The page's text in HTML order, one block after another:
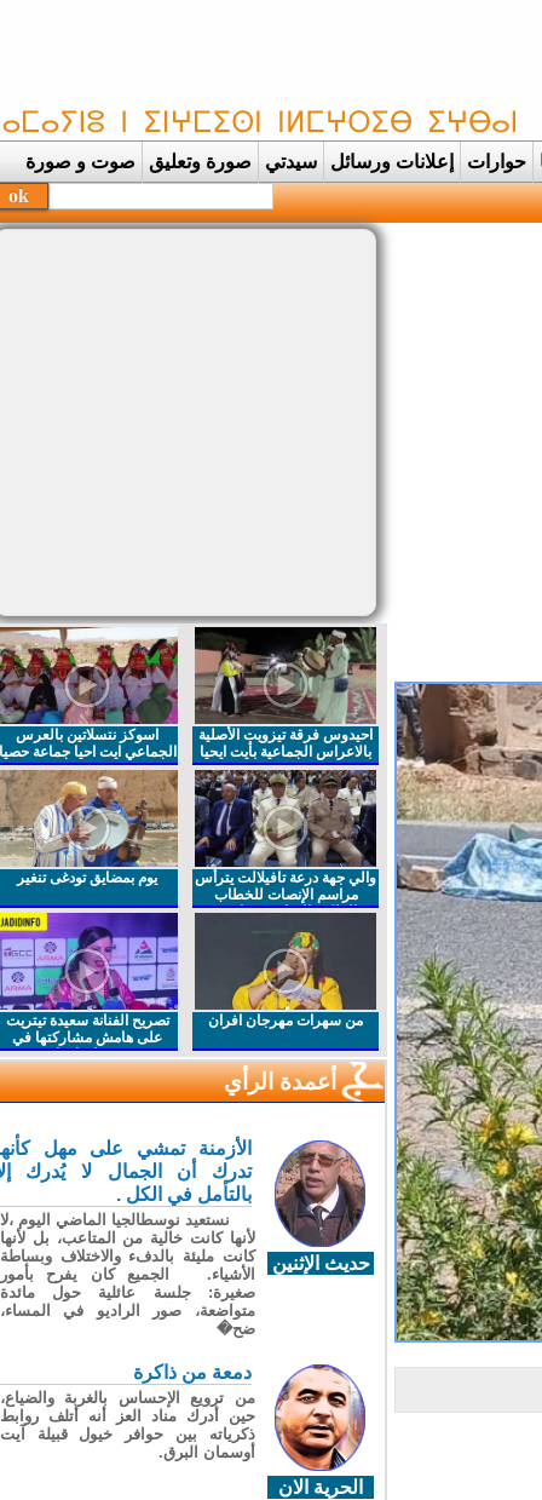
حوارات إعلانات ورسائل سيدتي صورة وتعليق صوت و صورة
احيدوس فرقة تيزويت الأصلية
بالاعراس الجماعية بأيت ايحيا
اسوكز نتسلاتين بالعرس
الجماعي ايت احيا جماعة حصيا
والي جهة درعة تافيلالت يترأس
مراسم الإنصات للخطاب
الملكي السامي بمناسبة
يوم بمضايق تودغى تنغير
من سهرات مهرجان افران
تصريح الفنانة سعيدة تيتريت
على هامش مشاركتها في
مهرجان افران
أعمدة الرأي
حديث الإثنين
الأزمنة تمشي على مهل كأنها
تدرك أن الجمال لا يُدرك إلا
بالتأمل في الكل .
نستعيد نوسطالجيا الماضي اليوم ،لا
لأنها كانت خالية من المتاعب، بل لأنها
كانت مليئة بالدفء والاختلاف وبساطة
الأشياء. الجميع كان يفرح بأمور
صغيرة: جلسة عائلية حول مائدة
متواضعة، صور الراديو في المساء،
ضح�
الحرية الان
دمعة من ذاكرة
من ترويع الإحساس بالغربة والضياع،
حين أدرك مناد العز أنه أتلف روابط
ذكرياته بين حوافر خيول قبيلة آيت
أوسمان البرق.